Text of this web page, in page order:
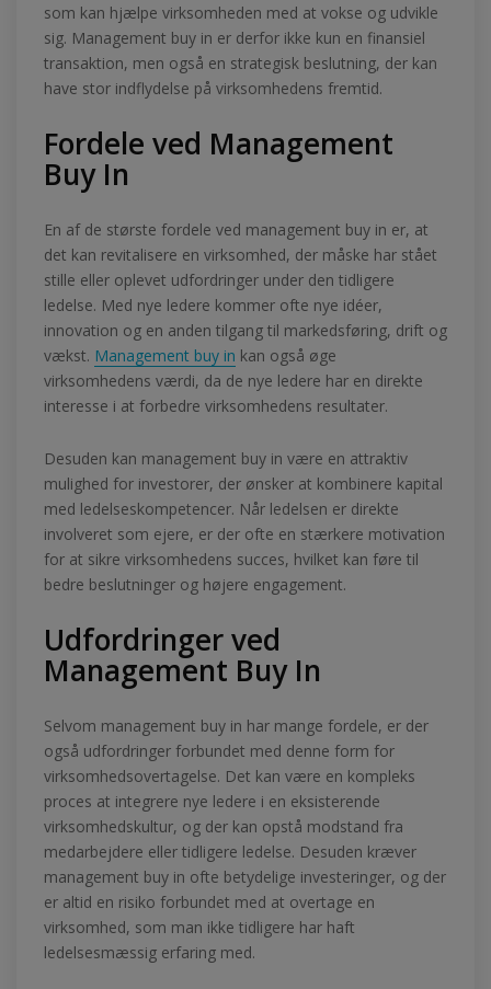
som kan hjælpe virksomheden med at vokse og udvikle
sig. Management buy in er derfor ikke kun en finansiel
transaktion, men også en strategisk beslutning, der kan
have stor indflydelse på virksomhedens fremtid.
Fordele ved Management
Buy In
En af de største fordele ved management buy in er, at
det kan revitalisere en virksomhed, der måske har stået
stille eller oplevet udfordringer under den tidligere
ledelse. Med nye ledere kommer ofte nye idéer,
innovation og en anden tilgang til markedsføring, drift og
vækst. Management buy in kan også øge
virksomhedens værdi, da de nye ledere har en direkte
interesse i at forbedre virksomhedens resultater.
Desuden kan management buy in være en attraktiv
mulighed for investorer, der ønsker at kombinere kapital
med ledelseskompetencer. Når ledelsen er direkte
involveret som ejere, er der ofte en stærkere motivation
for at sikre virksomhedens succes, hvilket kan føre til
bedre beslutninger og højere engagement.
Udfordringer ved
Management Buy In
Selvom management buy in har mange fordele, er der
også udfordringer forbundet med denne form for
virksomhedsovertagelse. Det kan være en kompleks
proces at integrere nye ledere i en eksisterende
virksomhedskultur, og der kan opstå modstand fra
medarbejdere eller tidligere ledelse. Desuden kræver
management buy in ofte betydelige investeringer, og der
er altid en risiko forbundet med at overtage en
virksomhed, som man ikke tidligere har haft
ledelsesmæssig erfaring med.